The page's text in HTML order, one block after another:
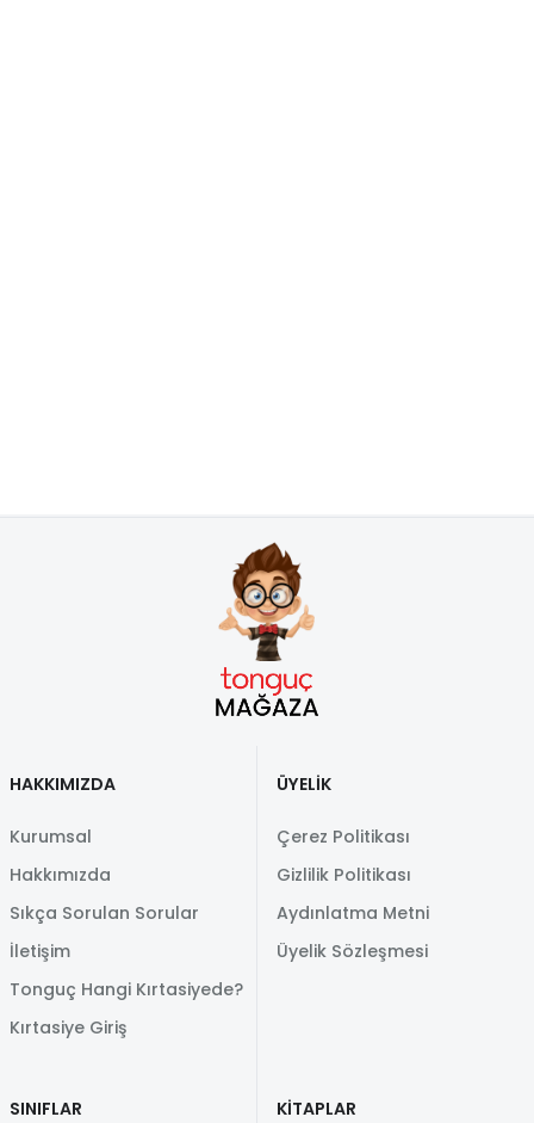
HAKKIMIZDA
Kurumsal
Hakkımızda
Sıkça Sorulan Sorular
İletişim
Tonguç Hangi Kırtasiyede?
Kırtasiye Giriş
ÜYELİK
Çerez Politikası
Gizlilik Politikası
Aydınlatma Metni
Üyelik Sözleşmesi
SINIFLAR KİTAPLAR